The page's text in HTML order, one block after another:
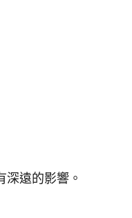
遠的影響。